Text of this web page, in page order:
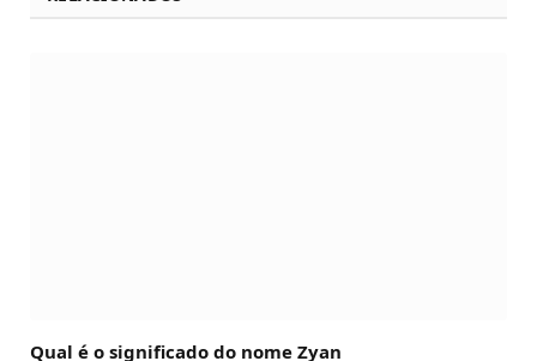
Qual é o significado do nome Zyan